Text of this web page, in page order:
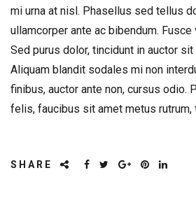
mi urna at nisl. Phasellus sed tellus
ullamcorper ante ac bibendum. Fusce
Sed purus dolor, tincidunt in auctor sit
Aliquam blandit sodales mi non
finibus, auctor ante non, cursus odio.
felis, faucibus sit amet metus rutrum,
SHARE